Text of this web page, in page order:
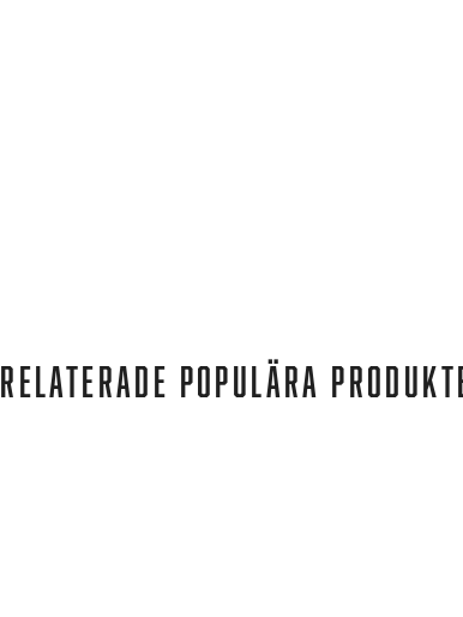
RELATERADE POPULÄRA